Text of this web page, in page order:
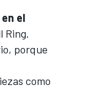
el
Ring.
porque
como